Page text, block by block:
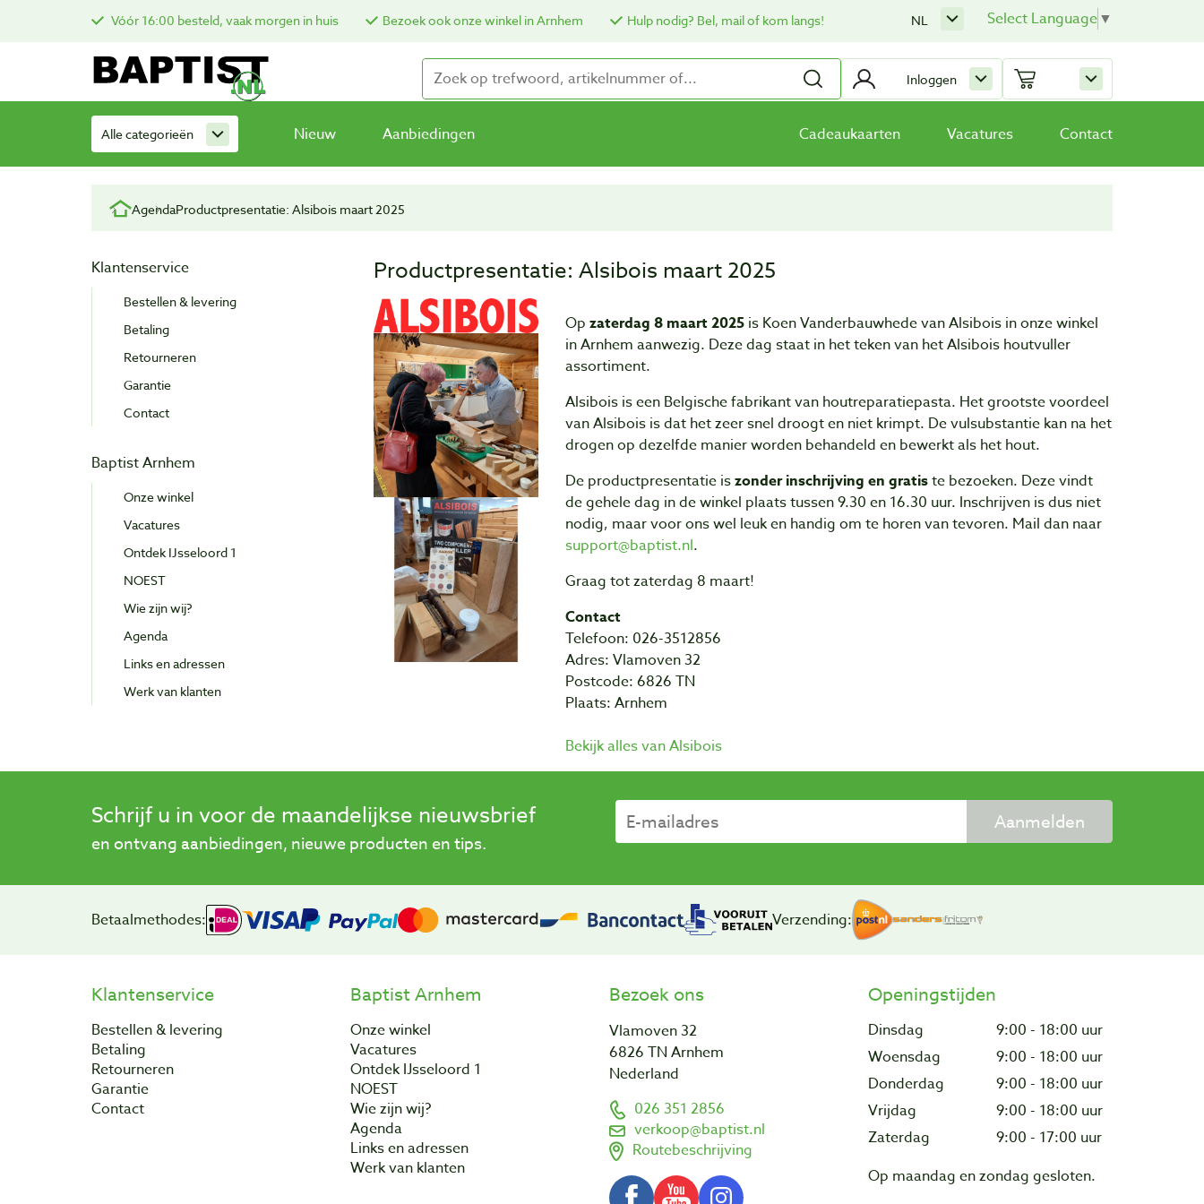
Vóór 16:00 besteld, vaak morgen in huis Bezoek ook onze winkel in Arnhem Hulp nodig? Bel, mail of kom langs! Select Language▼
NL
Inloggen
Alle categorieën Nieuw Aanbiedingen Cadeaukaarten Vacatures Contact
AgendaProductpresentatie: Alsibois maart 2025
Klantenservice
Bestellen & levering
Betaling
Retourneren
Garantie
Contact
Baptist Arnhem
Onze winkel
Vacatures
Ontdek IJsseloord 1
NOEST
Wie zijn wij?
Agenda
Links en adressen
Werk van klanten
Productpresentatie: Alsibois maart 2025
Op zaterdag 8 maart 2025is Koen Vanderbauwhede van Alsibois in onze winkel
in Arnhem aanwezig. Deze dag staat in het teken van het Alsibois houtvuller
assortiment.
Alsibois is een Belgische fabrikant van houtreparatiepasta. Het grootste voordeel
van Alsibois is dat het zeer snel droogt en niet krimpt. De vulsubstantie kan na het
drogen op dezelfde manier worden behandeld en bewerkt als het hout.
De productpresentatie iszonder inschrijving en gratiste bezoeken. Deze vindt
de gehele dag in de winkel plaats tussen 9.30 en 16.30 uur. Inschrijven is dus niet
nodig, maar voor ons wel leuk en handig om te horen van tevoren. Mail dan naar
support@baptist.nl.
Graag tot zaterdag 8 maart!
Contact
Telefoon: 026-3512856
Adres: Vlamoven 32
Postcode: 6826 TN
Plaats: Arnhem
Bekijk alles van Alsibois
Schrijf u in voor de maandelijkse nieuwsbrief
en ontvang aanbiedingen, nieuwe producten en tips.
Aanmelden
Betaalmethodes: Verzending:
Klantenservice
Bestellen & levering
Betaling
Retourneren
Garantie
Contact
Baptist Arnhem
Onze winkel
Vacatures
Ontdek IJsseloord 1
NOEST
Wie zijn wij?
Agenda
Links en adressen
Werk van klanten
Bezoek ons
Vlamoven 32
6826 TN Arnhem
Nederland
026 351 2856
verkoop@baptist.nl
Routebeschrijving
Openingstijden
Dinsdag
9:00 - 18:00 uur
Woensdag
9:00 - 18:00 uur
Donderdag
9:00 - 18:00 uur
Vrijdag
9:00 - 18:00 uur
Zaterdag
9:00 - 17:00 uur
Op maandag en zondag gesloten.